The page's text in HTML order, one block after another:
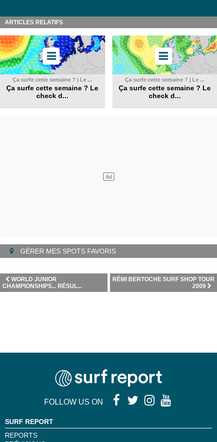
ARTICLES RELATIFS
Ça surfe cette semaine ? | Le ...
Ça surfe cette semaine ? Le
check d...
Ça surfe cette semaine ? | Le ...
Ça surfe cette semaine ? Le
check d...
GÉRER MES SPOTS FAVORIS
RÉMI BERTOCHE SURF SHOP TOUR
2009
WORLD JUNIOR
CHAMPIONSHIPS... RÉSUL...
FOLLOW US ON
SURF REPORT
REPORTS